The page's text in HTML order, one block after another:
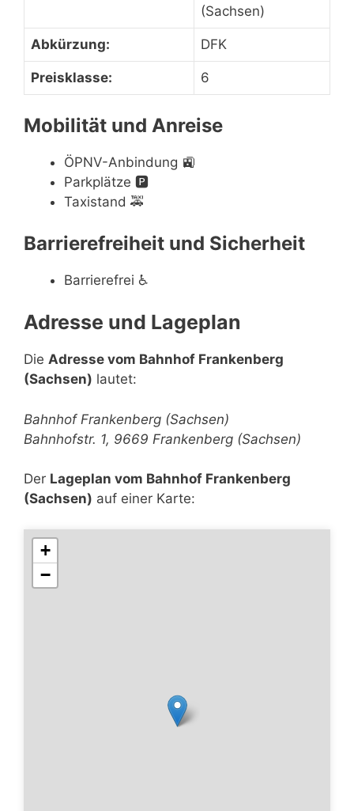
(Sachsen)
Abkürzung: DFK
Preisklasse: 6
Mobilität und Anreise
ÖPNV-Anbindung 🚉
Parkplätze 🅿️
Taxistand 🚕
Barrierefreiheit und Sicherheit
Barrierefrei ♿
Adresse und Lageplan
Die Adresse vom Bahnhof Frankenberg
(Sachsen) lautet:
Bahnhof Frankenberg (Sachsen)
Bahnhofstr. 1, 9669 Frankenberg (Sachsen)
Der Lageplan vom Bahnhof Frankenberg
(Sachsen) auf einer Karte:
+
−